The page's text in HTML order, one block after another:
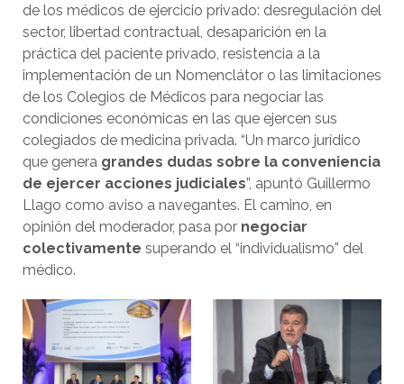
de los médicos de ejercicio privado: desregulación del
sector, libertad contractual, desaparición en la
práctica del paciente privado, resistencia a la
implementación de un Nomenclátor o las limitaciones
de los Colegios de Médicos para negociar las
condiciones económicas en las que ejercen sus
colegiados de medicina privada. “Un marco jurídico
que genera grandes dudas sobre la conveniencia
de ejercer acciones judiciales”, apuntó Guillermo
Llago como aviso a navegantes. El camino, en
opinión del moderador, pasa por negociar
colectivamente superando el “individualismo” del
médico.